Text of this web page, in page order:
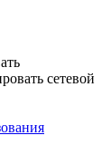
сетевой